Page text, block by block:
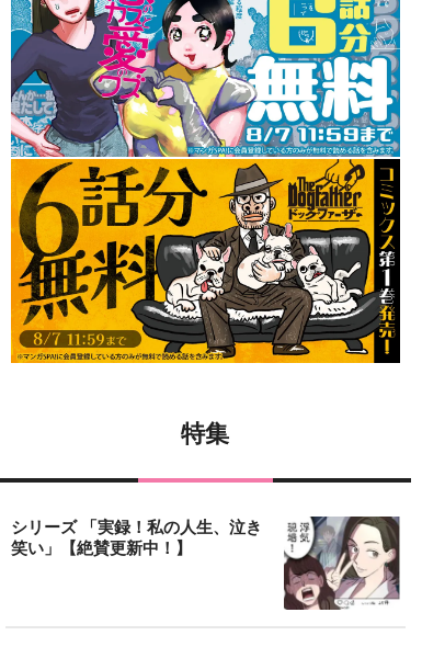
特集
シリーズ 「実録！私の人生、泣き
笑い」【絶賛更新中！】